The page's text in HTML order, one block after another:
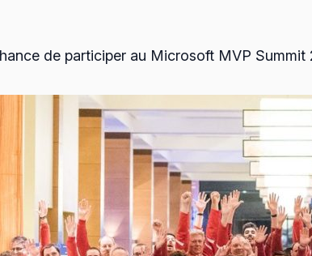
de participer au Microsoft MVP